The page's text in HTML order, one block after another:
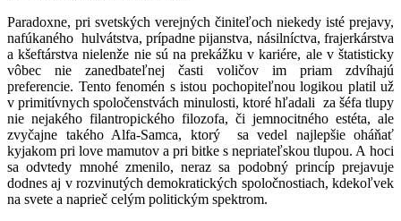
Paradoxne, pri svetských verejných činiteľoch niekedy isté prejavy,
nafúkaného hulvátstva, prípadne pijanstva, násilníctva, frajerkárstva
a kšeftárstva nielenže nie sú na prekážku v kariére, ale v štatisticky
vôbec nie zanedbateľnej časti voličov im priam zdvíhajú
preferencie. Tento fenomén s istou pochopiteľnou logikou platil už
v primitívnych spoločenstvách minulosti, ktoré hľadali za šéfa tlupy
nie nejakého filantropického filozofa, či jemnocitného estéta, ale
zvyčajne takého Alfa-Samca, ktorý sa vedel najlepšie oháňať
kyjakom pri love mamutov a pri bitke s nepriateľskou tlupou. A hoci
sa odvtedy mnohé zmenilo, neraz sa podobný princíp prejavuje
dodnes aj v rozvinutých demokratických spoločnostiach, kdekoľvek
na svete a naprieč celým politickým spektrom.